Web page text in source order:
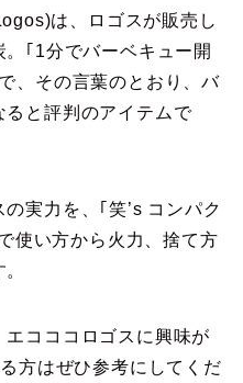
は、ロゴスが販売し
｢1分でバーベキュー開
、その言葉のとおり、バ
ると評判のアイテムで
実力を、｢笑’s コンパク
使い方から火力、捨て方
コココロゴスに興味が
方はぜひ参考にしてくだ